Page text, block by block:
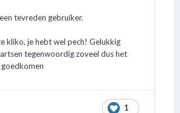
tevreden gebruiker.
kliko, je hebt wel pech! Gelukkig
tegenwoordig zoveel dus het
1